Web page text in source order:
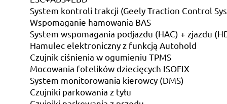
System kontroli trakcji (Geely Traction Control
Wspomaganie hamowania BAS
System wspomagania podjazdu (HAC) + zjazdu
Hamulec elektroniczny z funkcją Autohold
Czujnik ciśnienia w ogumieniu TPMS
Mocowania fotelików dziecięcych ISOFIX
System monitorowania kierowcy (DMS)
Czujniki parkowania z tyłu